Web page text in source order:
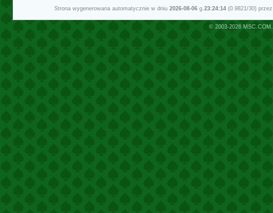
Strona wygenerowana automatycznie w dniu 2026-08-06g.23:24:14(0.9821/30)
© 2003-2026